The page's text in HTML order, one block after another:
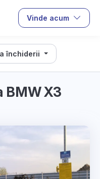
Vinde acum
închiderii
BMW X3